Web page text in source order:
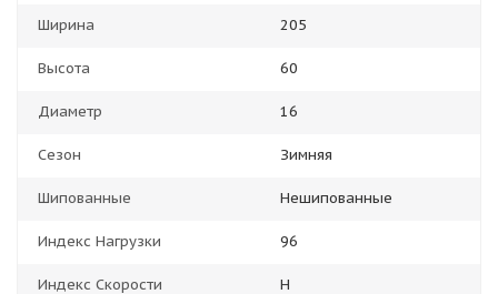
Ширина 205
Высота 60
Диаметр 16
Сезон Зимняя
Шипованные Нешипованные
Индекс Нагрузки 96
Индекс Скорости H